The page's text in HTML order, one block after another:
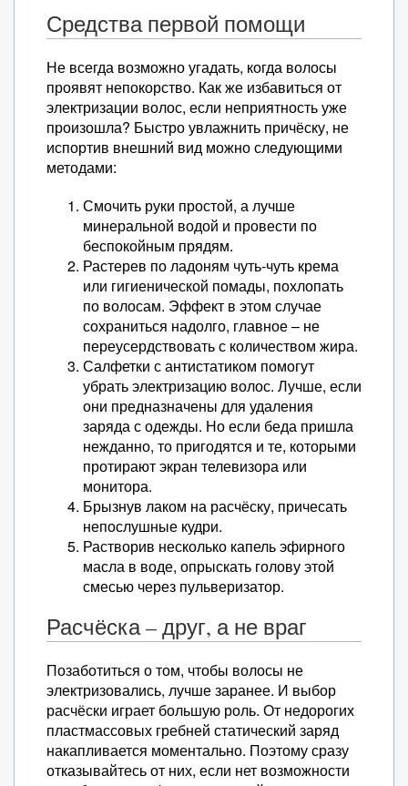
Средства первой помощи
Не всегда возможно угадать, когда волосы
проявят непокорство. Как же избавиться от
электризации волос, если неприятность уже
произошла? Быстро увлажнить причёску, не
испортив внешний вид можно следующими
методами:
Смочить руки простой, а лучше
минеральной водой и провести по
беспокойным прядям.
Растерев по ладоням чуть-чуть крема
или гигиенической помады, похлопать
по волосам. Эффект в этом случае
сохраниться надолго, главное – не
переусердствовать с количеством жира.
Салфетки с антистатиком помогут
убрать электризацию волос. Лучше, если
они предназначены для удаления
заряда с одежды. Но если беда пришла
нежданно, то пригодятся и те, которыми
протирают экран телевизора или
монитора.
Брызнув лаком на расчёску, причесать
непослушные кудри.
Растворив несколько капель эфирного
масла в воде, опрыскать голову этой
смесью через пульверизатор.
Расчёска – друг, а не враг
Позаботиться о том, чтобы волосы не
электризовались, лучше заранее. И выбор
расчёски играет большую роль. От недорогих
пластмассовых гребней статический заряд
накапливается моментально. Поэтому сразу
отказывайтесь от них, если нет возможности